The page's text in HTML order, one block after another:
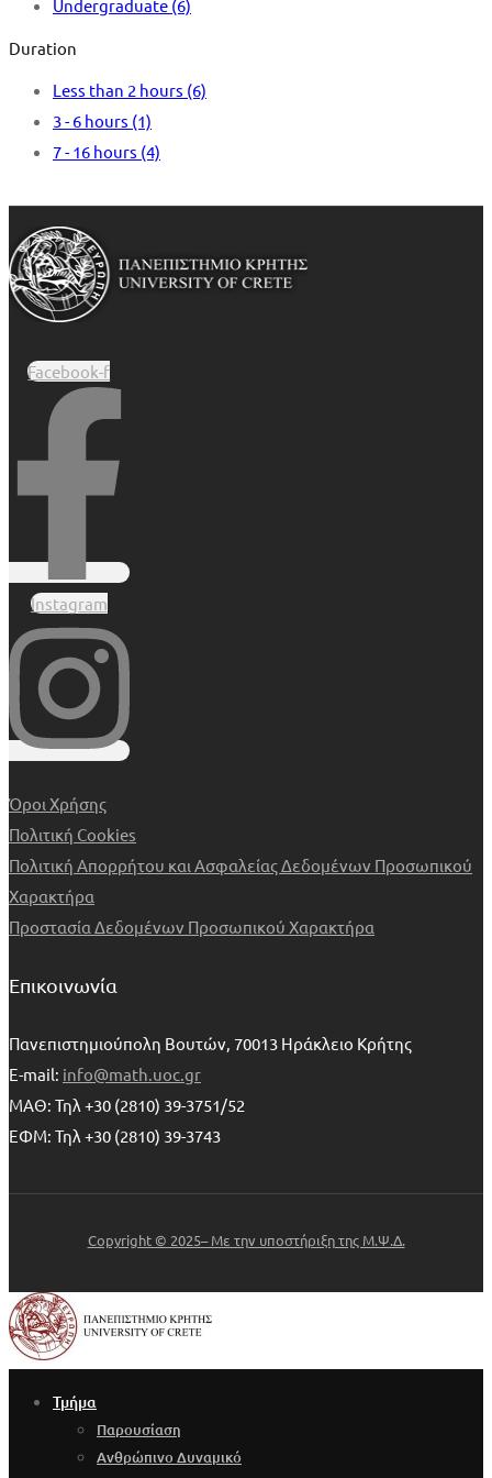
Undergraduate (6)
Duration
Less than 2 hours (6)
3 - 6 hours (1)
7 - 16 hours (4)
Facebook-f
Instagram
Όροι Χρήσης
Πολιτική Cookies
Πολιτική Απορρήτου και Ασφαλείας Δεδομένων Προσωπικού
Χαρακτήρα
Προστασία Δεδομένων Προσωπικού Χαρακτήρα
Επικοινωνία
Πανεπιστημιούπολη Βουτών, 70013 Ηράκλειο Κρήτης
E-mail: info@math.uoc.gr
ΜΑΘ: Τηλ +30 (2810) 39-3751/52
ΕΦΜ: Τηλ +30 (2810) 39-3743
Copyright © 2025– Με την υποστήριξη της Μ.Ψ.Δ.
Τμήμα
Παρουσίαση
Ανθρώπινο Δυναμικό